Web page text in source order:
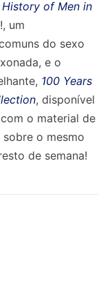
mensalmente
ilustrações e
e clique para
mensalmente
ilustrações e
e clique para
of Men in
um
do sexo
e o
100 Years
, disponível
o material de
o mesmo
de semana!